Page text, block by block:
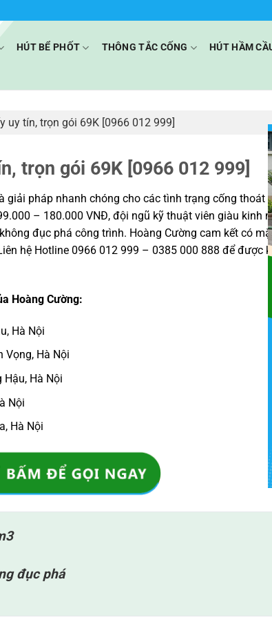
HÚT BỂ PHỐT THÔNG TẮC CỐNG HÚT HẦM
uy tín, trọn gói 69K [0966 012 999]
trọn gói 69K [0966 012 999]
giải pháp nhanh chóng cho các tình trạng cống thoát
– 180.000 VNĐ, đội ngũ kỹ thuật viên giàu kinh
đục phá công trình. Hoàng Cường cam kết có
hệ Hotline 0966 012 999 – 0385 000 888 để được
Hoàng Cường:
Hà Nội
Vọng, Hà Nội
Hà Nội
Nội
Hà Nội
đục phá